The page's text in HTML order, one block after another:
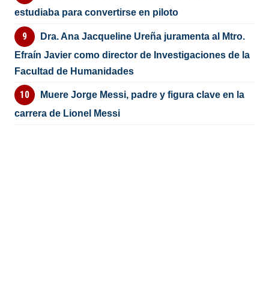
estudiaba para convertirse en piloto
Dra. Ana Jacqueline Ureña juramenta al Mtro.
Efraín Javier como director de Investigaciones de la
Facultad de Humanidades
Muere Jorge Messi, padre y figura clave en la
carrera de Lionel Messi